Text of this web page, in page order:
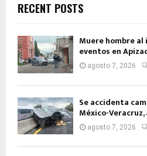
RECENT POSTS
Muere hombre
eventos en
agosto 7, 2026
Se accidenta
México-
agosto 7, 2026